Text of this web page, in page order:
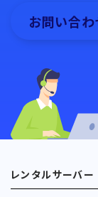
お問い合わ
レンタルサーバー